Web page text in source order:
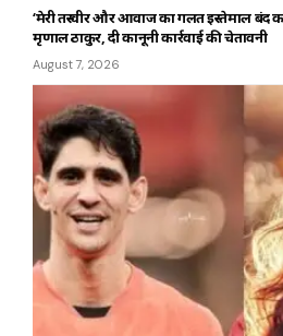
‘मेरी तस्वीर और आवाज का गलत इस्तेमाल बंद
मृणाल ठाकुर, दी कानूनी कार्रवाई की चेतावनी
August 7, 2026